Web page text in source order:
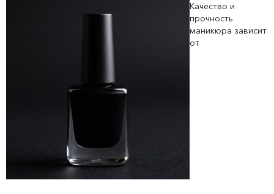
Качество и
прочность
маникюра зависит
от